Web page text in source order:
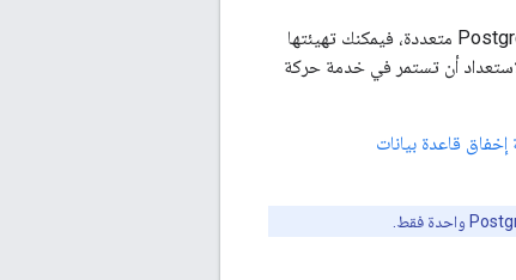
تثبّت Edge تلقائيًا جميع عُقد Postgres في الوضع الأساسي. ومع ذلك، في أنظمة الإنتاج مع عُقد Postgres متعددة، فيمكنك تهيئتها
أن تستمر في خدمة حركة
إخفاق قاعدة بيانات